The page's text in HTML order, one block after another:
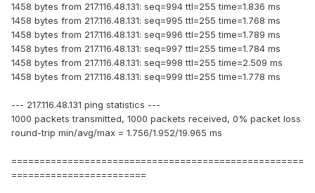
1458 bytes from 217.116.48.131: seq=994 ttl=255 time=1.836 ms
1458 bytes from 217.116.48.131: seq=995 ttl=255 time=1.768 ms
1458 bytes from 217.116.48.131: seq=996 ttl=255 time=1.789 ms
1458 bytes from 217.116.48.131: seq=997 ttl=255 time=1.784 ms
1458 bytes from 217.116.48.131: seq=998 ttl=255 time=2.509 ms
1458 bytes from 217.116.48.131: seq=999 ttl=255 time=1.778 ms
--- 217.116.48.131 ping statistics ---
1000 packets transmitted, 1000 packets received, 0% packet loss
round-trip min/avg/max = 1.756/1.952/19.965 ms
====================================================
========================